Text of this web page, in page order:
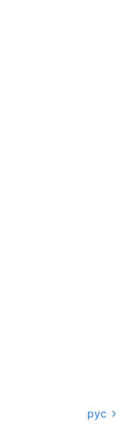
рус